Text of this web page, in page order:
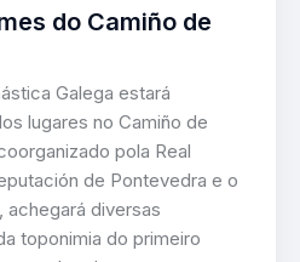
do Camiño de
Galega estará
lugares no Camiño de
pola Real
de Pontevedra e o
diversas
toponimia do primeiro